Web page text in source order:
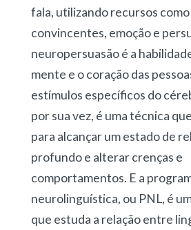
fala, utilizando recursos
convincentes, emoção e
neuropersuasão é a
mente e o coração das
estímulos específicos do
por sua vez, é uma técnica
para alcançar um estado de
profundo e alterar crenças e
comportamentos. E a
neurolinguística, ou PNL, é
que estuda a relação entre